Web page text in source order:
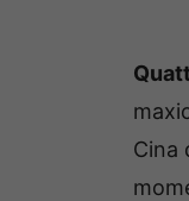
Cina